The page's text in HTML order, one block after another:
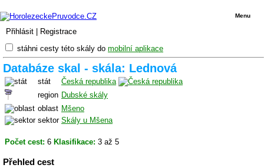
Přihlásit Registrace
Menu
stáhni cesty této skály do mobilní aplikace
Databáze skal - skála: Lednová
stát
Česká republika
region Dubské skály
oblast Mšeno
sektor Skály u Mšena
Počet cest: 6 Klasifikace: 3 až 5
Přehled cest